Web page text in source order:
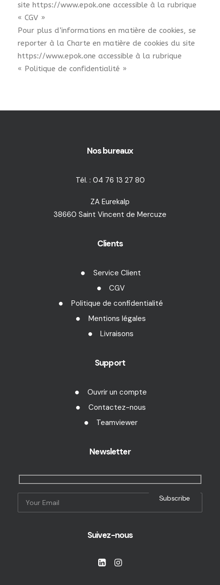
site https://www.epok.one accessible à la rubrique
« CGV »
Pour plus d’informations en matière de cookies, se
reporter à la Charte en matière de cookies du site
https://www.epok.one accessible à la rubrique
« Politique de confidentialité »
Nos bureaux
Tél. : 04 76 13 27 80
ZA Eurekalp
38660 Saint Vincent de Mercuze
Clients
Service Client
CGV
Politique de confidentialité
Mentions légales
Livraisons
Support
Ouvrir un compte
Contactez-nous
Teamviewer
Newsletter
Suivez-nous